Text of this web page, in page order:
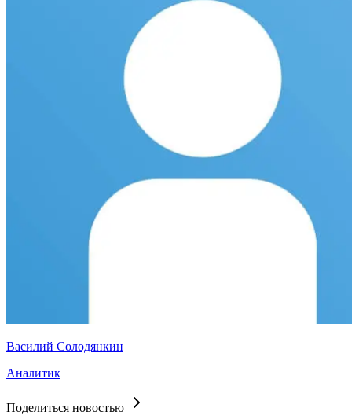
Василий Солодянкин
Аналитик
Поделиться новостью